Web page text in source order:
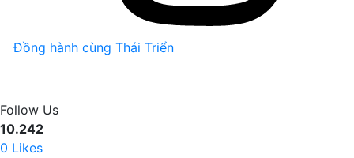
Đồng hành cùng Thái Triển
Follow Us
10.242
0 Likes